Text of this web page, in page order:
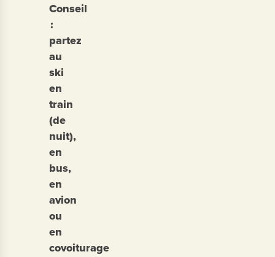
Conseil
:
partez
au
ski
en
train
(de
nuit),
en
bus,
en
avion
ou
en
covoiturage